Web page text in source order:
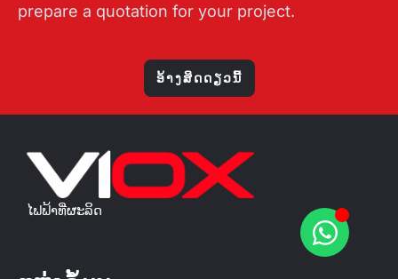
prepare a quotation for your project.
ອ້າງສິດດຽວນີ້
ໄຟຟ້າທີ່ຜະລິດ